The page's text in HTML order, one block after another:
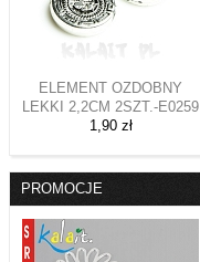
ELEMENT OZDOBNY
LEKKI 2,2CM 2SZT.-E0259
1,90 zł
PROMOCJE